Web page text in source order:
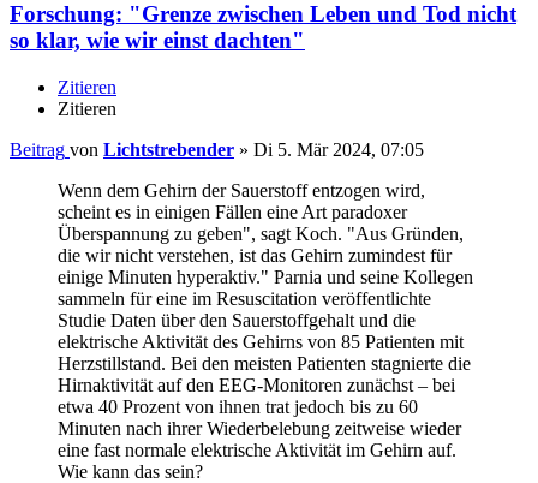
Forschung: "Grenze zwischen Leben und Tod nicht
so klar, wie wir einst dachten"​
Zitieren
Zitieren
Beitrag von Lichtstrebender » Di 5. Mär 2024, 07:05
Wenn dem Gehirn der Sauerstoff entzogen wird,
scheint es in einigen Fällen eine Art paradoxer
Überspannung zu geben", sagt Koch. "Aus Gründen,
die wir nicht verstehen, ist das Gehirn zumindest für
einige Minuten hyperaktiv." Parnia und seine Kollegen
sammeln für eine im Resuscitation veröffentlichte
Studie Daten über den Sauerstoffgehalt und die
elektrische Aktivität des Gehirns von 85 Patienten mit
Herzstillstand. Bei den meisten Patienten stagnierte die
Hirnaktivität auf den EEG-Monitoren zunächst – bei
etwa 40 Prozent von ihnen trat jedoch bis zu 60
Minuten nach ihrer Wiederbelebung zeitweise wieder
eine fast normale elektrische Aktivität im Gehirn auf.
Wie kann das sein?